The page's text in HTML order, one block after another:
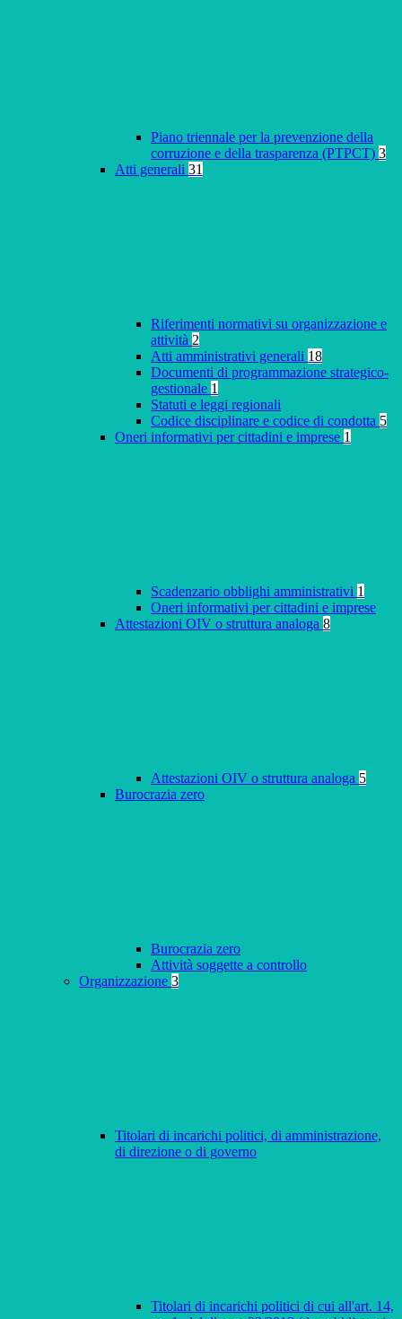
Piano triennale per la prevenzione della
corruzione e della trasparenza (PTPCT) 3
Atti generali 31
Riferimenti normativi su organizzazione e
attività 2
Atti amministrativi generali 18
Documenti di programmazione strategico-
gestionale 1
Statuti e leggi regionali
Codice disciplinare e codice di condotta 5
Oneri informativi per cittadini e imprese 1
Scadenzario obblighi amministrativi 1
Oneri informativi per cittadini e imprese
Attestazioni OIV o struttura analoga 8
Attestazioni OIV o struttura analoga 5
Burocrazia zero
Burocrazia zero
Attività soggette a controllo
Organizzazione 3
Titolari di incarichi politici, di amministrazione,
di direzione o di governo
Titolari di incarichi politici di cui all'art. 14,